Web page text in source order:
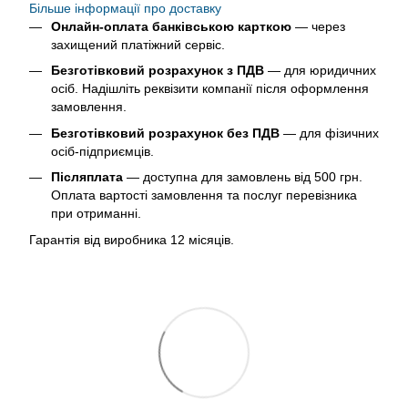
Більше інформації про доставку
Онлайн-оплата банківською карткою — через
захищений платіжний сервіс.
Безготівковий розрахунок з ПДВ — для юридичних
осіб. Надішліть реквізити компанії після оформлення
замовлення.
Безготівковий розрахунок без ПДВ — для фізичних
осіб-підприємців.
Післяплата — доступна для замовлень від 500 грн.
Оплата вартості замовлення та послуг перевізника
при отриманні.
Гарантія від виробника 12 місяців.